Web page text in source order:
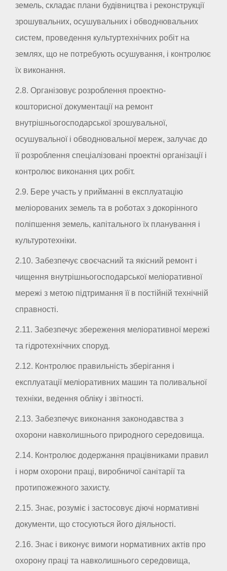
земель, складає плани будівництва і реконструкції
зрошувальних, осушувальних і обводнювальних
систем, проведення культуртехнічних робіт на
землях, що не потребують осушування, і контролює
їх виконання.
2.8. Організовує розроблення проектно-
кошторисної документації на ремонт
внутрішньогосподарської зрошувальної,
осушувальної і обводнювальної мереж, залучає до
її розроблення спеціалізовані проектні організації і
контролює виконання цих робіт.
2.9. Бере участь у прийманні в експлуатацію
меліорованих земель та в роботах з докорінного
поліпшення земель, капітального їх планування і
культуротехніки.
2.10. Забезпечує своєчасний та якісний ремонт і
чищення внутрішньогосподарської меліоративної
мережі з метою підтримання її в постійній технічній
справності.
2.11. Забезпечує збереження меліоративної мережі
та гідротехнічних споруд.
2.12. Контролює правильність зберігання і
експлуатації меліоративних машин та поливальної
техніки, ведення обліку і звітності.
2.13. Забезпечує виконання законодавства з
охорони навколишнього природного середовища.
2.14. Контролює додержання працівниками правил
і норм охорони праці, виробничої санітарії та
протипожежного захисту.
2.15. Знає, розуміє і застосовує діючі нормативні
документи, що стосуються його діяльності.
2.16. Знає і виконує вимоги нормативних актів про
охорону праці та навколишнього середовища,